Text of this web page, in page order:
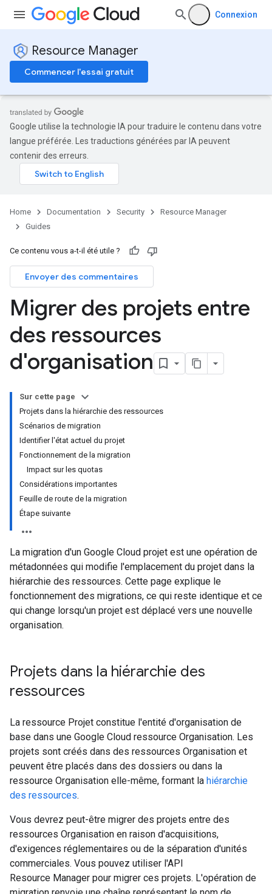
Connexion
Resource Manager
Commencer l'essai gratuit
Google utilise la technologie IA pour traduire le contenu dans votre
langue préférée. Les traductions générées par IA peuvent
contenir des erreurs.
Home Documentation Security
Resource Manager
Guides
Ce contenu vous a-t-il été utile ?
Envoyer des commentaires
Migrer des projets entre
des ressources
d'organisation
Sur cette page
Projets dans la hiérarchie des ressources
Scénarios de migration
Identifier l'état actuel du projet
Fonctionnement de la migration
Impact sur les quotas
Considérations importantes
Feuille de route de la migration
Étape suivante
La migration d'un Google Cloud projet est une opération de
métadonnées qui modifie l'emplacement du projet dans la
hiérarchie des ressources. Cette page explique le
fonctionnement des migrations, ce qui reste identique et ce
qui change lorsqu'un projet est déplacé vers une nouvelle
organisation.
Projets dans la hiérarchie des
ressources
La ressource Projet constitue l'entité d'organisation de
base dans une Google Cloud ressource Organisation. Les
projets sont créés dans des ressources Organisation et
peuvent être placés dans des dossiers ou dans la
ressource Organisation elle-même, formant la hiérarchie
des ressources.
Vous devrez peut-être migrer des projets entre des
ressources Organisation en raison d'acquisitions,
d'exigences réglementaires ou de la séparation d'unités
commerciales. Vous pouvez utiliser l'API
Resource Manager pour migrer ces projets. L'opération de